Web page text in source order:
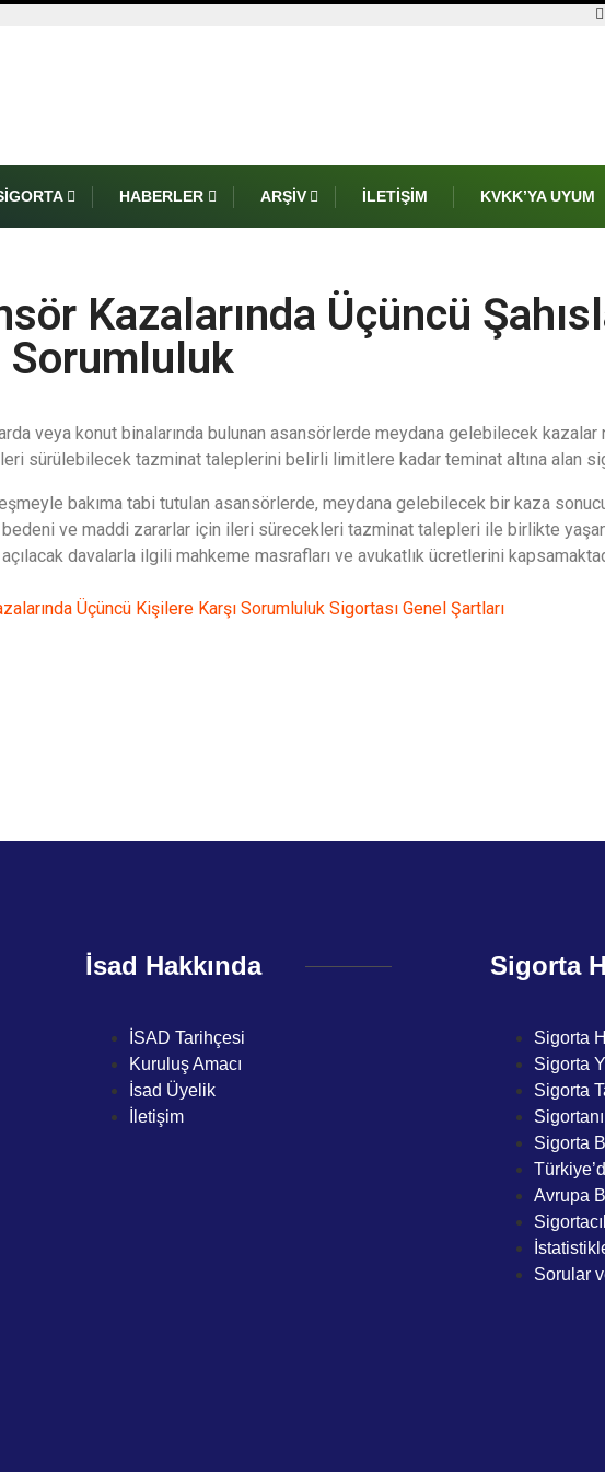
HABERLER ARŞIV İLETIŞIM KVKK’YA UYUM
Kazalarında Üçüncü
Sorumluluk
veya konut binalarında bulunan asansörlerde meydana gelebilecek
sürülebilecek tazminat taleplerini belirli limitlere kadar teminat altına alan
bakıma tabi tutulan asansörlerde, meydana gelebilecek bir kaza
bedeni ve maddi zararlar için ileri sürecekleri tazminat talepleri ile birlikte
davalarla ilgili mahkeme masrafları ve avukatlık ücretlerini
Üçüncü Kişilere Karşı Sorumluluk Sigortası Genel Şartları
İsad Hakkında
İSAD Tarihçesi
Kuruluş Amacı
İsad Üyelik
İletişim
Sigorta
Sigorta
Sigorta
Sigorta
Sigorta
Avrupa
Sorular